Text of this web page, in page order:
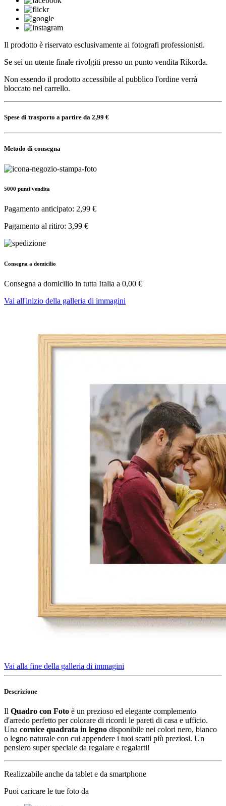
Il prodotto è riservato esclusivamente ai fotografi professionisti.
Se sei un utente finale rivolgiti presso un punto vendita Rikorda.
Non essendo il prodotto accessibile al pubblico l'ordine verrà
bloccato nel carrello.
Spese di trasporto a partire da 2,99 €
Metodo di consegna
5000 punti vendita
Pagamento anticipato: 2,99 €
Pagamento al ritiro: 3,99 €
Consegna a domicilio
Consegna a domicilio in tutta Italia a 0,00 €
Vai all'inizio della galleria di immagini
Vai alla fine della galleria di immagini
Descrizione
Il Quadro con Foto è un prezioso ed elegante complemento
d'arredo perfetto per colorare di ricordi le pareti di casa e ufficio.
Una cornice quadrata in legno disponibile nei colori nero, bianco
o legno naturale con cui appendere i tuoi scatti più preziosi. Un
pensiero super speciale da regalare e regalarti!
Realizzabile anche da tablet e da smartphone
Puoi caricare le tue foto da